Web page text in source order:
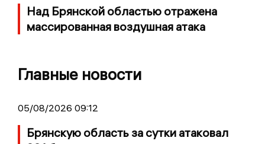
Над Брянской областью отражена
массированная воздушная атака
Главные новости
05/08/2026 09:12
Брянскую область за сутки атаковал